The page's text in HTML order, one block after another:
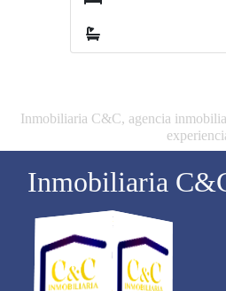
Inmobiliaria C&C, agencia
Inmobiliaria